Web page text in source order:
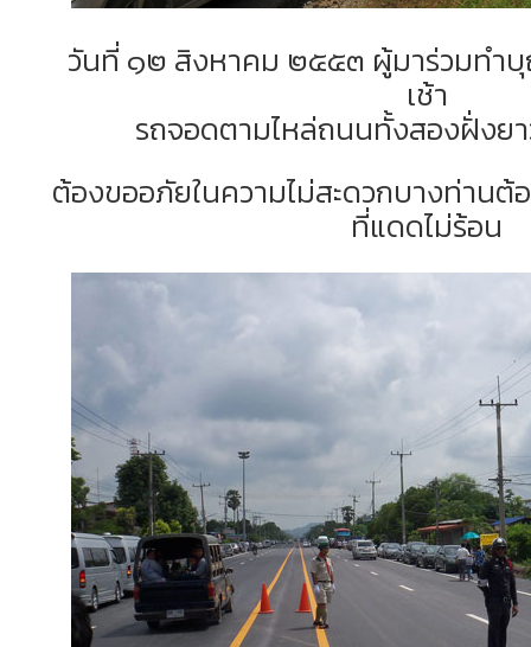
วันที่ ๑๒ สิงหาคม ๒๕๕๓ ผู้มาร่วมทำ
เช้า
รถจอดตามไหล่ถนนทั้งสองฝั่งย
ต้องขออภัยในความไม่สะดวกบางท่านต้
ที่แดดไม่ร้อน